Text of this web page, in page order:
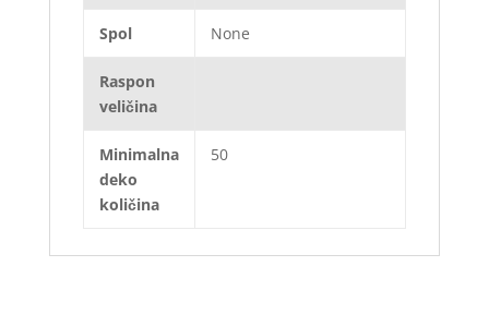
Spol None
Raspon
veličina
Minimalna
deko
količina
50